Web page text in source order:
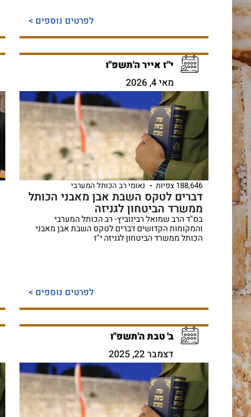
לפרטים נוספים >
י"ז אייר ה'תשפ"ו
מאי 4, 2026
188,646 צפיות נאומי רב הכותל המערבי
דברים לטקס השבת אבן מאבני הכותל
ממשרד הביטחון לגניזה
בס"ד הרב שמואל רבינוביץ- רב הכותל המערבי
והמקומות הקדושים דברים לטקס השבת אבן מאבני
הכותל ממשרד הביטחון לגניזה י"ז
לפרטים נוספים >
ב' טבת ה'תשפ"ו
דצמבר 22, 2025